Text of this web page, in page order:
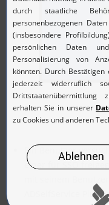
Ein Benutzer
einer für SSO
ADSelfService Plus